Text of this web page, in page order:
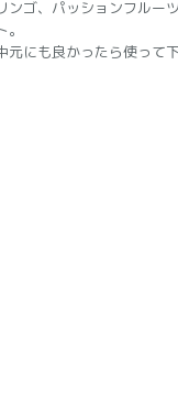
ンゴ、パッションフルーツ
にも良かったら使って下